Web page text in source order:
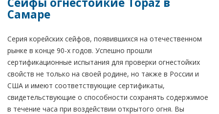
Самаре
Серия корейских сейфов, появившихся на отечественном
рынке в конце 90-х годов. Успешно прошли
сертификационные испытания для проверки огнестойких
свойств не только на своей родине, но также в России и
США и имеют соответствующие сертификаты,
свидетельствующие о способности сохранять содержимое
в течение часа при воздействии открытого огня. Вы